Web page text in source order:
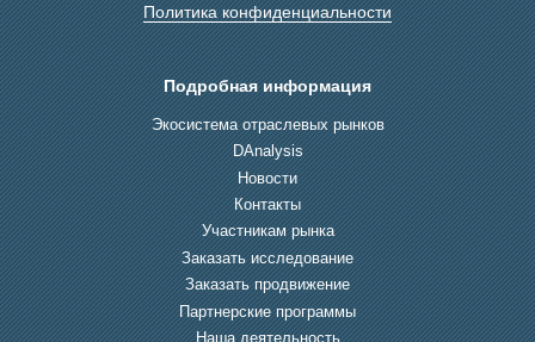
Политика конфиденциальности
Подробная информация
Экосистема отраслевых рынков
DAnalysis
Новости
Контакты
Участникам рынка
Заказать исследование
Заказать продвижение
Партнерские программы
Наша деятельность